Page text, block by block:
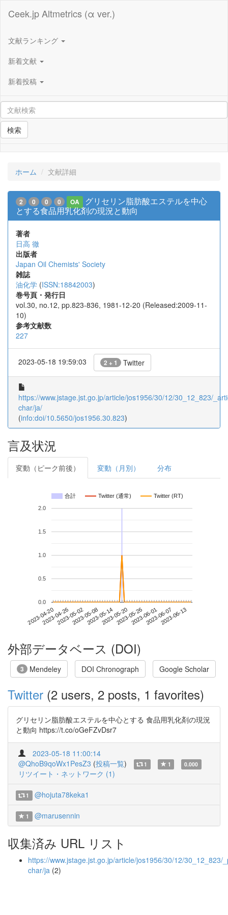
Ceek.jp Altmetrics (α ver.)
文献ランキング
新着文献
新着投稿
検索
ホーム 文献詳細
2 0 0 0 OA
グリセリン脂肪酸エステルを中心
とする食品用乳化剤の現況と動向
著者
日高 徹
出版者
Japan Oil Chemists' Society
雑誌
油化学 (ISSN:18842003)
巻号頁・発行日
vol.30, no.12, pp.823-836, 1981-12-20 (Released:2009-11-
10)
参考文献数
227
2023-05-18 19:59:03 2 + 1 Twitter
https://www.jstage.jst.go.jp/article/jos1956/30/12/30_12_823/
char/ja/
(info:doi/10.5650/jos1956.30.823)
言及状況
変動（ピーク前後） 変動（月別） 分布
合計 Twitter (通常) Twitter (RT)
2023-04-202023-04-262023-05-022023-05-082023-05-142023-05-202023-05-262023-06-012023-06-072023-06-13
0.0
0.5
1.0
1.5
2.0
外部データベース (DOI)
3 Mendeley DOI Chronograph Google Scholar
Twitter (2 users, 2 posts, 1 favorites)
グリセリン脂肪酸エステルを中心とする 食品用乳化剤の現況
と動向 https://t.co/oGeFZvDsr7
2023-05-18 11:00:14
@QhoB9qoWx1PesZ3 (投稿一覧) 1 1 0.000
リツイート・ネットワーク (1)
1 @hojuta78keka1
1 @marusennin
収集済み URL リスト
https://www.jstage.jst.go.jp/article/jos1956/30/12/30_12_823/
char/ja (2)